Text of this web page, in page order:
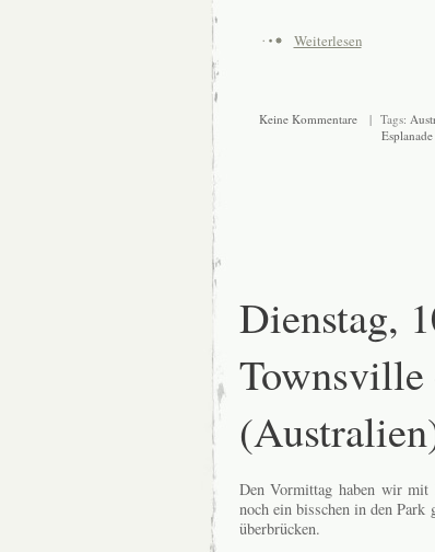
Weiterlesen
Keine Kommentare | Tags:
Esplanade
Dienstag,
Den Vormittag haben wir mit
noch ein bisschen in den
überbrücken.